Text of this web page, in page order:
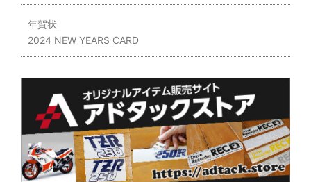
年賀状
2024 NEW YEARS CARD